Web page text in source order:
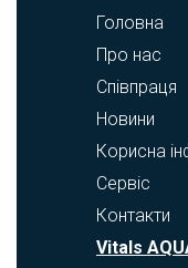
Головна
Про нас
Співпраця
Новини
Корисна
Сервіс
Контакти
Vitals